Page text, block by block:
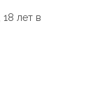
лет в